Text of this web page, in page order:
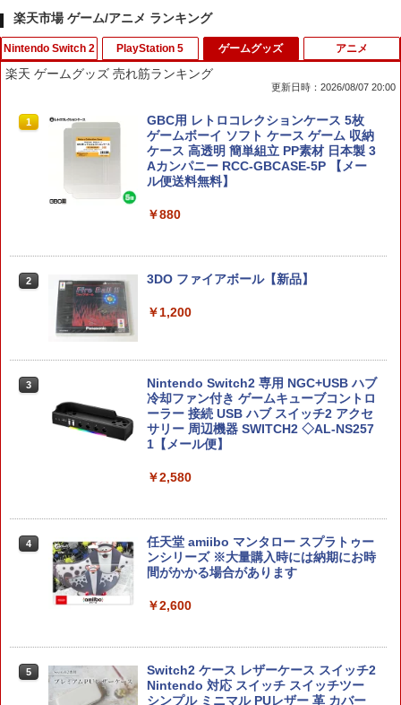
楽天市場 ゲーム/アニメ ランキング
Nintendo Switch 2
1
【新品】Switch2 eFootball Kick-Off!
【メール便】
￥3,800
2
￥3,980
3
スクウェア・エニックス ドラゴンクエス
トXI 過ぎ去りし時を求めて S【Switch
2】 POTPAANVA [POTPAANVA]
￥4,920
めて S Switch2版
￥4,930
【当店独自で＋P10倍★要エントリー】
Reimagined(ドラクエ7 リイマジンド)
スクウェア・エニックス(20260205)
￥5,080
PlayStation 5
1
[メール便OK]【新品】【PS5】CRYSTA
R -クライスタ- ［PS5版］[在庫品]
￥2,560
eimagined』ELJM-30807 PS5 ゲームソ
3
[メール便OK]【新品】【PS5】メタファ
ー：リファンタジオ［PS5版］[在庫品]
￥4,050
4
【中古】PS5ソフト アサシン クリード
シャドウズ スタンダードエディション
【佐々店】
￥5,000
5
【特典】METAL GEAR SOLID : MASTE
入封入特典】DLCチラシ)
ゲームグッズ
楽天 ゲームグッズ 売れ筋ランキング
更新日時：2026/08/07 20:00
1
GBC用 レトロコレクションケース 5枚
ゲームボーイ ソフト ケース ゲーム 収納
ケース 高透明 簡単組立 PP素材 日本製 3
Aカンパニー RCC-GBCASE-5P 【メー
ル便送料無料】
￥880
2 3DO ファイアボール【新品】
￥1,200
3
Nintendo Switch2 専用 NGC+USB ハブ
冷却ファン付き ゲームキューブコントロ
ーラー 接続 USB ハブ スイッチ2 アクセ
サリー 周辺機器 SWITCH2 ◇AL-NS257
1【メール便】
￥2,580
4
任天堂 amiibo マンタロー スプラトゥー
ンシリーズ ※大量購入時には納期にお時
間がかかる場合があります
￥2,600
5
Switch2 ケース レザーケース スイッチ2
Nintendo 対応 スイッチ スイッチツー
シンプル ミニマル PUレザー 革 カバー
アニメ